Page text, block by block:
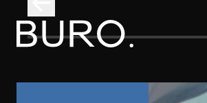
BURO.